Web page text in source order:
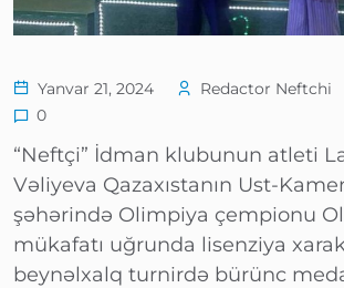
Yanvar 21, 2024 Redactor Neftchi
0
“Neftçi” İdman klubunun atleti
Vəliyeva Qazaxıstanın Ust-
şəhərində Olimpiya çempionu
mükafatı uğrunda lisenziya
beynəlxalq turnirdə bürünc